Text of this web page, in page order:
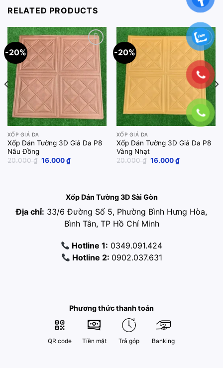
RELATED PRODUCTS
-20%
Add to
wishlist
XỐP GIẢ DA
Xốp Dán Tường 3D Giả Da P8
Nâu Đồng
20.000₫ Original
16.000₫Current
price
-20%
Add to
wishlist
XỐP GIẢ DA
Xốp Dán Tường 3D Giả Da P8
Vàng Nhạt
20.000₫ Original
16.000₫Current
price
Xốp Dán Tường 3D Sài Gòn
Địa chỉ: 33/6 Đường Số 5, Phường Bình Hưng Hòa,
Bình Tân, TP Hồ Chí Minh
Hotline 1: 0349.091.424
Hotline 2: 0902.037.631
Phương thức thanh toán
QR code Tiền mặt Trả góp Banking